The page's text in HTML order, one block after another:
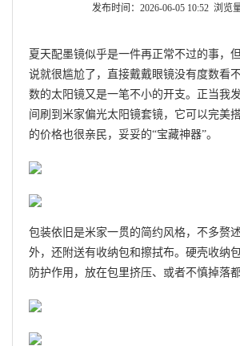
发布时间：2026-06-05 10:52 浏览
夏天配墨镜似乎是一件再正常不过的事，
说就很尴尬了，直接戴戴眼镜没有度数看
数的太阳镜又是一笔不小的开支。正当我
间刷到米家偏光太阳镜套镜，它可以完美
的价格也很亲民，妥妥的“宝藏神器”。
包装依旧是米家一贯的简约风格，不多赘
外，还附送有收纳包和擦拭布。硬壳收纳
防护作用，放在包里挤压、或者不慎掉落